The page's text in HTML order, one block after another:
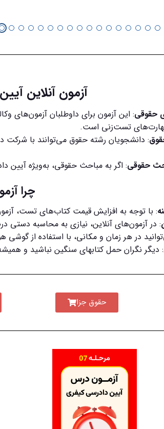
آزمون آنلاین
حقوقی: این آزمون برای داوطلبان آزمون‌های
تست‌زنی است.
: دانشجویان رشته حقوق می‌توانند با
حقوقی: اگر به مباحث حقوقی، به‌ویژه آیین
چرا
: با توجه به افزایش قیمت کتاب‌های تست،
: در آزمون‌های آنلاین، نیازی به محاسبه دستی
در هر زمان و مکانی، با استفاده از گوشی
: دیگر نگران حمل کتابهای سنگین نباشید و
حقوق جزا